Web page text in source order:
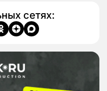
сетях: